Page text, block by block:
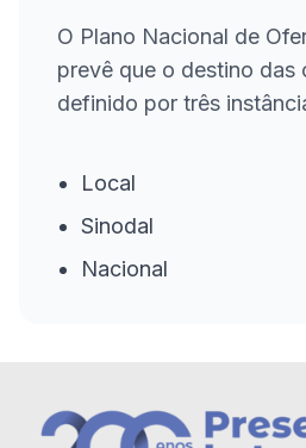
O Plano Nacional de
prevê que o destino das
definido por três
Local
Sinodal
Nacional